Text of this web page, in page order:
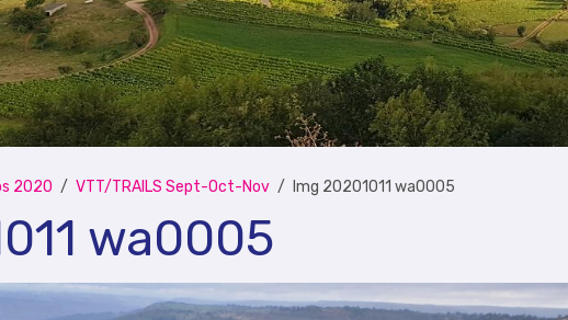
2020 VTT/TRAILS Sept-Oct-Nov Img 20201011 wa0005
wa0005